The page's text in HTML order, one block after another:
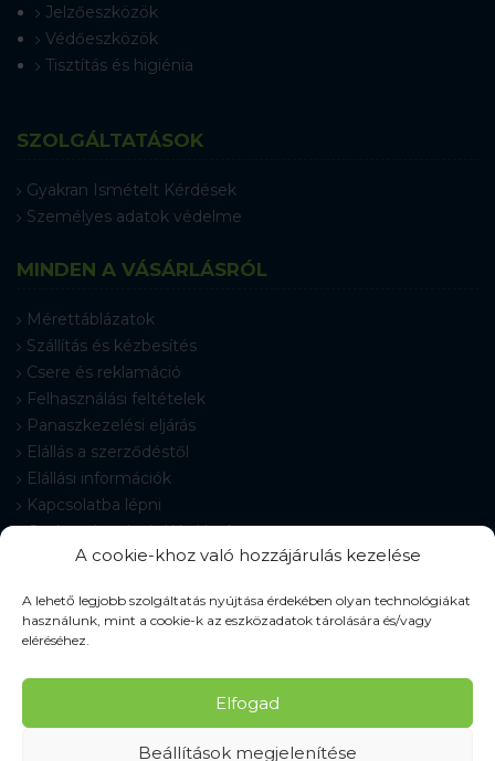
A cookie-khoz való hozzájárulás kezelése
A lehető legjobb szolgáltatás nyújtása érdekében olyan technológiákat
használunk, mint a cookie-k az eszközadatok tárolására és/vagy
eléréséhez.
Elfogad
Beállítások megjelenítése
Jelzőeszközök
Védőeszközök
Tisztítás és higiénia
SZOLGÁLTATÁSOK
Gyakran Ismételt Kérdések
Személyes adatok védelme
MINDEN A VÁSÁRLÁSRÓL
Mérettáblázatok
Szállítás és kézbesítés
Csere és reklamáció
Felhasználási feltételek
Panaszkezelési eljárás
Elállás a szerződéstől
Elállási információk
Kapcsolatba lépni
Gyakran Ismételt Kérdések
Cookie-beállítások
© 2026 Pracovné odevy ZIKO s. r. o., minden jog fenntartva.